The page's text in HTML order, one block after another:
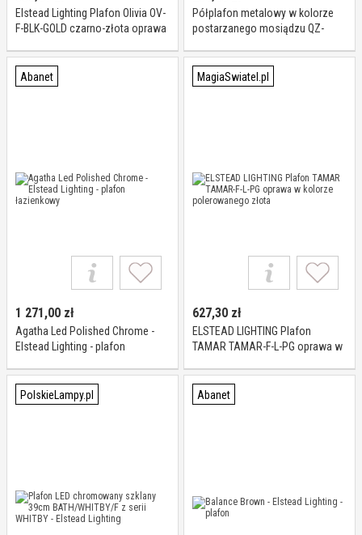
Elstead Lighting Plafon Olivia OV-
F-BLK-GOLD czarno-złota oprawa
Półplafon metalowy w kolorze
postarzanego mosiądzu QZ-
Elstead Lighting
Abanet
1 271,00 zł
Agatha Led Polished Chrome -
Elstead Lighting - plafon
MagiaSwiatel.pl
627,30 zł
ELSTEAD LIGHTING Plafon
TAMAR TAMAR-F-L-PG oprawa w
PolskieLampy.pl Abanet